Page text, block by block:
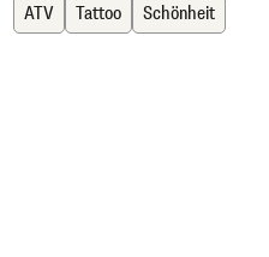
ATV Tattoo Schönheit